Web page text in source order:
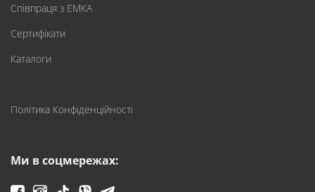
Співпраця з ЕМКА
Сертифікати
Каталоги
Політика Конфіденційності
Ми в соцмережах: